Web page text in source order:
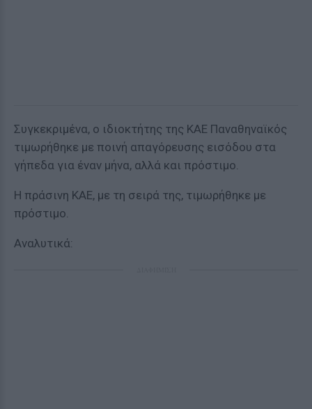
Συγκεκριμένα, ο ιδιοκτήτης της ΚΑΕ Παναθηναϊκός
τιμωρήθηκε με ποινή απαγόρευσης εισόδου στα
γήπεδα για έναν μήνα, αλλά και πρόστιμο.
Η πράσινη ΚΑΕ, με τη σειρά της, τιμωρήθηκε με
πρόστιμο.
Αναλυτικά: